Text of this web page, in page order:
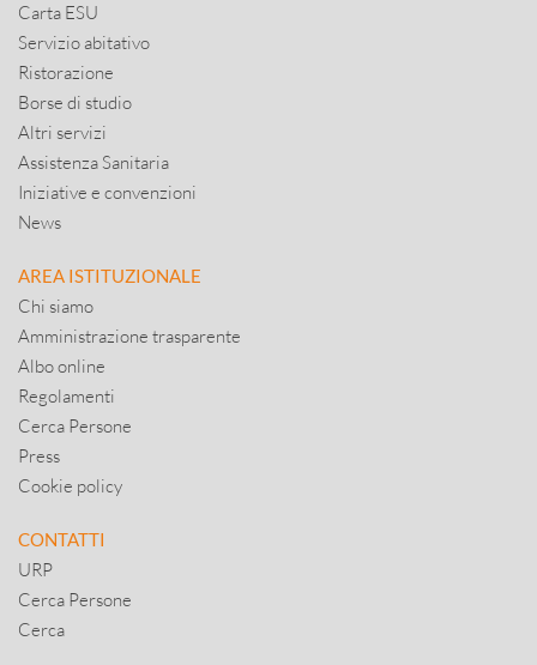
Carta ESU
Servizio abitativo
Ristorazione
Borse di studio
Altri servizi
Assistenza Sanitaria
Iniziative e convenzioni
News
AREA ISTITUZIONALE
Chi siamo
Amministrazione trasparente
Albo online
Regolamenti
Cerca Persone
Press
Cookie policy
CONTATTI
URP
Cerca Persone
Cerca